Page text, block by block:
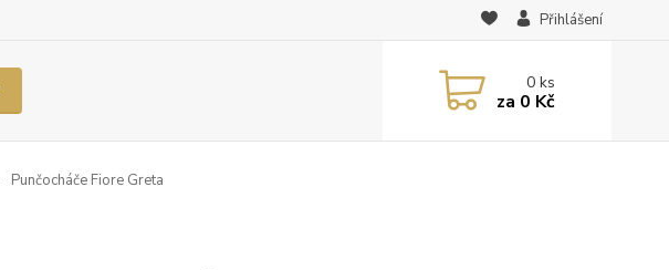
Přihlášení
0ks
za 0 Kč
Punčocháče Fiore Greta